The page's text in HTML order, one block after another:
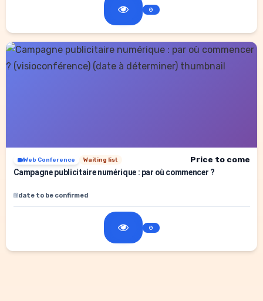
Web Conference Waiting list
Price to come
Campagne publicitaire numérique : par où commencer ?
date to be confirmed